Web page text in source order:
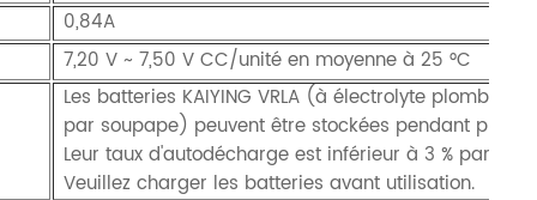
0,84A
7,20 V ~ 7,50 V CC/unité en moyenne à 25 °C
Les batteries KAIYING VRLA (à électrolyte plomb-
par soupape) peuvent être stockées pendant plus
Leur taux d'autodécharge est inférieur à 3 % par
Veuillez charger les batteries avant utilisation.